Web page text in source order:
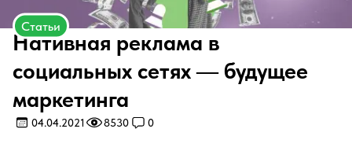
Статьи
Нативная реклама в
социальных сетях — будущее
маркетинга
04.04.2021 8530 0